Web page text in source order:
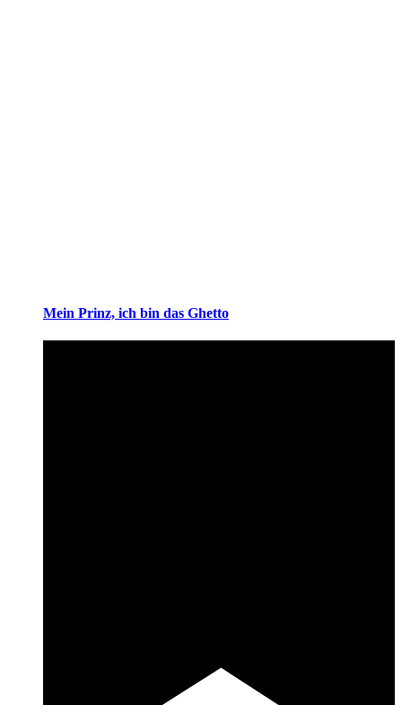
Mein Prinz, ich bin das Ghetto